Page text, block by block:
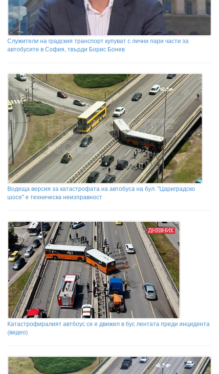
Служители на градския транспорт купуват с лични пари части за
автобусите в София, твърди Борис Бонев
Водеща версия за катастрофата на автобуса на бул. "Цариградско
шосе" е техническа неизправност
Катастрофиралият автбоус се е движил в бус лентата преди инцидента
(видео)